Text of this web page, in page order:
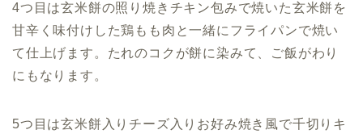
4つ目は玄米餅の照り焼きチキン包みで焼いた玄米餅を
甘辛く味付けした鶏もも肉と一緒にフライパンで焼い
て仕上げます。たれのコクが餅に染みて、ご飯がわり
にもなります。
5つ目は玄米餅入りチーズ入りお好み焼き風で千切りキ